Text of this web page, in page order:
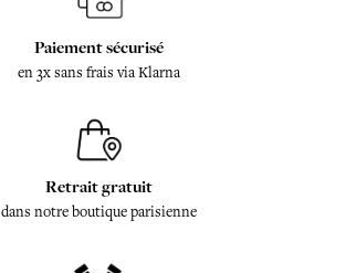
Paiement sécurisé
en 3x sans frais via Klarna
Retrait gratuit
dans notre boutique parisienne